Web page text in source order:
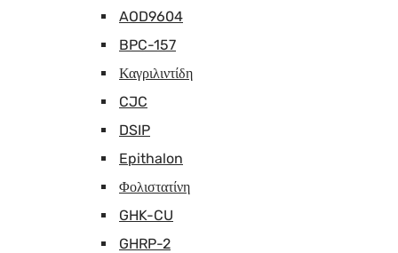
AOD9604
BPC-157
Καγριλιντίδη
CJC
DSIP
Epithalon
Φολιστατίνη
GHK-CU
GHRP-2